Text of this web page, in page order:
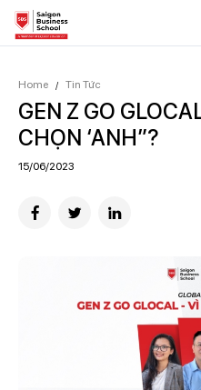
Home / Tin Tức
GEN Z GO
CHỌN ‘ANH”?
15/06/2023